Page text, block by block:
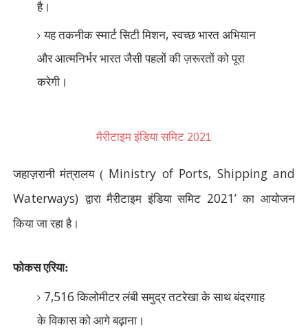
है।
यह तकनीक स्मार्ट सिटी मिशन,स्वच्छ भारत अभियान
और आत्मनिर्भर भारत जैसी पहलों की ज़रूरतों को पूरा
करेगी।
मैरीटाइम इंडिया समिट 2021
जहाज़रानी मंत्रालय ( Ministry of Ports, Shipping and
Waterways)द्वारा मैरीटाइम इंडिया समिट 2021’का आयोजन
किया जा रहा है।
फोकस एरिया:
7,516 किलोमीटर लंबी समुद्र तटरेखा के साथ बंदरगाह
के विकास को आगे बढ़ाना।